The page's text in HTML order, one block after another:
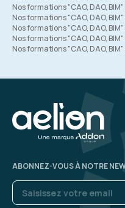
Nos formations "CAO, DAO,
Nos formations "CAO, DAO,
Nos formations "CAO, DAO,
Nos formations "CAO, DAO,
Nos formations "CAO, DAO,
ABONNEZ-VOUS À NOTRE